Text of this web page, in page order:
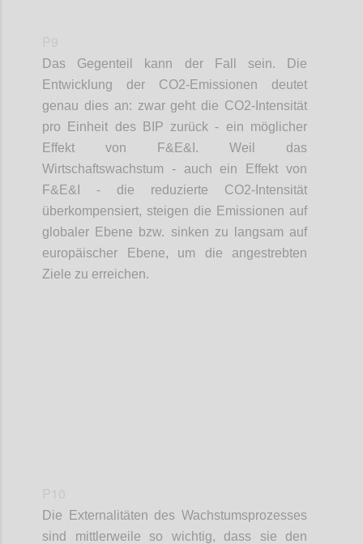
Das Gegenteil kann der Fall sein. Die
Entwicklung der CO2-Emissionen deutet
genau dies an: zwar geht die CO2-Intensität
pro Einheit des BIP zurück - ein möglicher
Effekt von F&E&I. Weil das
Wirtschaftswachstum - auch ein Effekt von
F&E&I -
die reduzierte CO2-Intensität
überkompensiert, steigen die Emissionen auf
globaler Ebene bzw. sinken zu langsam auf
europäischer Ebene, um die angestrebten
Ziele zu erreichen.
Die Externalitäten des Wachstumsprozesses
sind mittlerweile so wichtig, dass sie den